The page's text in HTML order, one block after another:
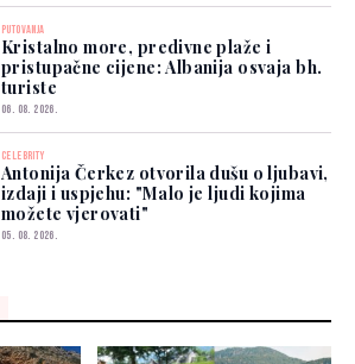
PUTOVANJA
Kristalno more, predivne plaže i
pristupačne cijene: Albanija osvaja bh.
turiste
06. 08. 2026.
CELEBRITY
Antonija Čerkez otvorila dušu o ljubavi,
izdaji i uspjehu: "Malo je ljudi kojima
možete vjerovati"
05. 08. 2026.